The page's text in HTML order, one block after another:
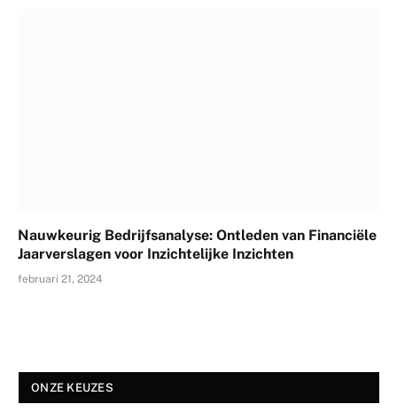
Nauwkeurig Bedrijfsanalyse: Ontleden van Financiële
Jaarverslagen voor Inzichtelijke Inzichten
februari 21, 2024
ONZE KEUZES